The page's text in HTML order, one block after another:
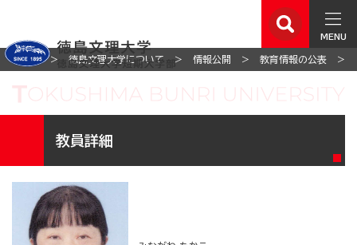
MENU
ホーム 徳島文理大学について 情報公開 教育情報の公表
教員詳細